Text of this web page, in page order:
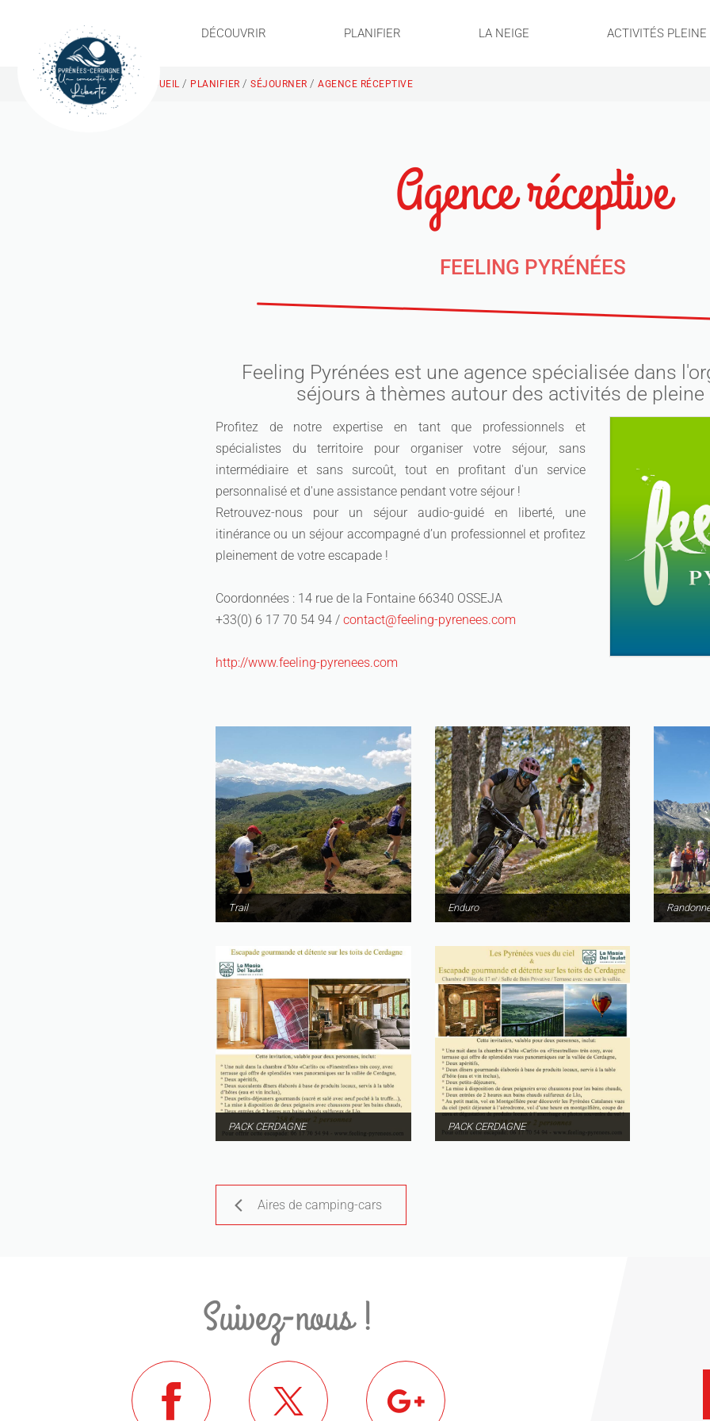
DÉCOUVRIR PLANIFIER LA NEIGE ACTIVITÉS
ACCUEIL / PLANIFIER / SÉJOURNER / AGENCE RÉCEPTIVE
Agence réceptive
FEELING PYRÉNÉES
Feeling Pyrénées est une agence spécialisée dans
séjours à thèmes autour des activités de pleine
Profitez de notre expertise en tant que professionnels et
spécialistes du territoire pour organiser votre séjour, sans
intermédiaire et sans surcoût, tout en profitant d'un service
personnalisé et d'une assistance pendant votre séjour !
Retrouvez-nous pour un séjour audio-guidé en liberté, une
itinérance ou un séjour accompagné d’un professionnel et profitez
pleinement de votre escapade !
Coordonnées : 14 rue de la Fontaine 66340 OSSEJA
+33(0) 6 17 70 54 94 / contact@feeling-pyrenees.com
http://www.feeling-pyrenees.com
Trail Enduro
PACK CERDAGNE PACK CERDAGNE
Aires de camping-cars
Suivez-nous !